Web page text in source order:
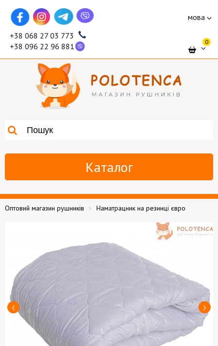
мова
+38 068 27 03 773
+38 096 22 96 881
0
Каталог
Оптовий магазин рушників Наматрацник на резинці євро